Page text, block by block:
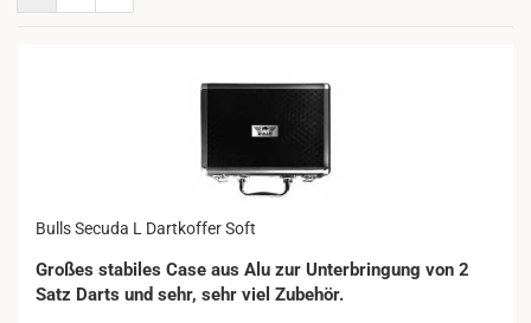
Bulls Secuda L Dartkoffer Soft
Großes stabiles Case aus Alu zur Unterbringung von 2
Satz Darts und sehr, sehr viel Zubehör.